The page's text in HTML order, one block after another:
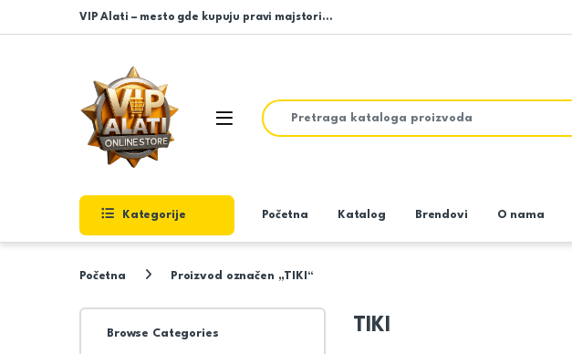
Skip to navigation
Skip to content
VIP Alati – mesto gde kupuju pravi majstori…
Open
Search for:
Kategorije Početna Katalog Brendovi O nama
Početna Proizvod označen „TIKI“
TIKI
Browse Categories